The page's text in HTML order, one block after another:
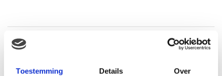
Toestemming Details Over
Gerelateerde producten